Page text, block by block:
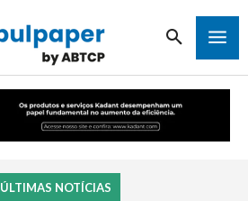
ÚLTIMAS NOTÍCIAS